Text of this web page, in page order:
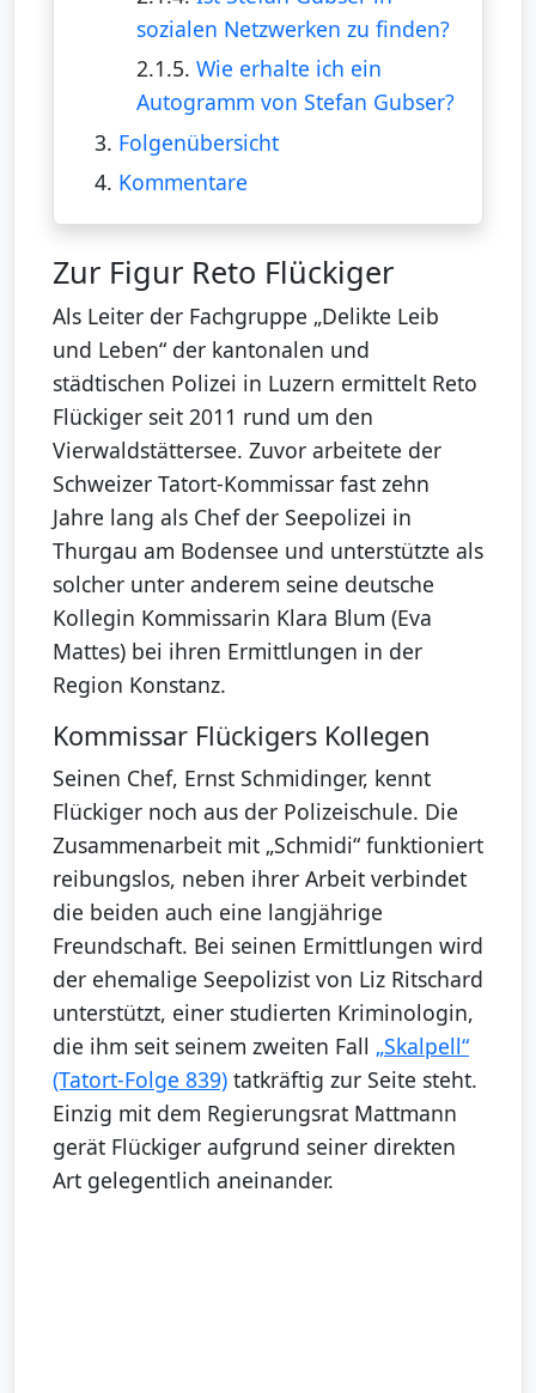
sozialen Netzwerken zu finden?
2.1.5. Wie erhalte ich ein
Autogramm von Stefan Gubser?
3. Folgenübersicht
4. Kommentare
Zur Figur Reto Flückiger
Als Leiter der Fachgruppe „Delikte Leib
und Leben“ der kantonalen und
städtischen Polizei in Luzern ermittelt Reto
Flückiger seit 2011 rund um den
Vierwaldstättersee. Zuvor arbeitete der
Schweizer Tatort-Kommissar fast zehn
Jahre lang als Chef der Seepolizei in
Thurgau am Bodensee und unterstützte als
solcher unter anderem seine deutsche
Kollegin Kommissarin Klara Blum (Eva
Mattes) bei ihren Ermittlungen in der
Region Konstanz.
Kommissar Flückigers Kollegen
Seinen Chef, Ernst Schmidinger, kennt
Flückiger noch aus der Polizeischule. Die
Zusammenarbeit mit „Schmidi“ funktioniert
reibungslos, neben ihrer Arbeit verbindet
die beiden auch eine langjährige
Freundschaft. Bei seinen Ermittlungen wird
der ehemalige Seepolizist von Liz Ritschard
unterstützt, einer studierten Kriminologin,
die ihm seit seinem zweiten Fall „Skalpell“
(Tatort-Folge 839) tatkräftig zur Seite steht.
Einzig mit dem Regierungsrat Mattmann
gerät Flückiger aufgrund seiner direkten
Art gelegentlich aneinander.